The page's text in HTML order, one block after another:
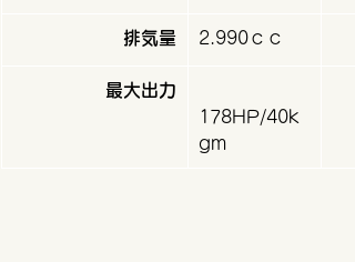
排気量​ ​2.990ｃｃ
最大出力​
178HP/40k
gm